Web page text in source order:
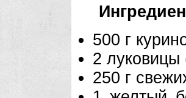
500 г
2 луковицы
250 г